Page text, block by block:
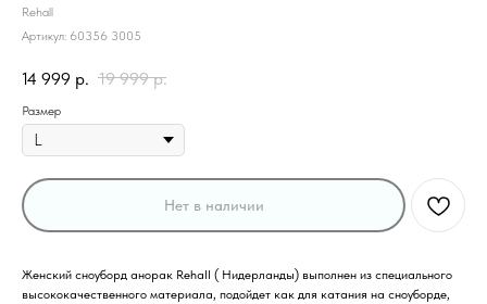
Rehall
Артикул: 60356 3005
14 999 р. 19 999 р.
Размер
Нет в наличии
Женский сноуборд анорак Rehall ( Нидерланды) выполнен из специального
высококачественного материала, подойдет как для катания на сноуборде,